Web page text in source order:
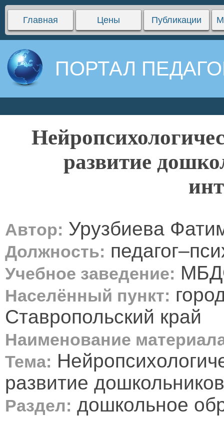
Главная Цены Публикации
ПОРТАЛ
развитие
Автор: Урузбиева
Должность:
Учебное заведение:
Населённый пункт:
Ставропольский край
Наименование
Тема:
развитие
Раздел: дошкольное